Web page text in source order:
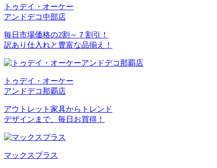
トゥデイ・オーケー
アンドデコ中部店
毎日市場価格の2割～７割引！
訳あり仕入れと豊富な品揃え！
トゥデイ・オーケー
アンドデコ那覇店
アウトレット家具からトレンド
デザインまで、毎日お買得！
マックスプラス